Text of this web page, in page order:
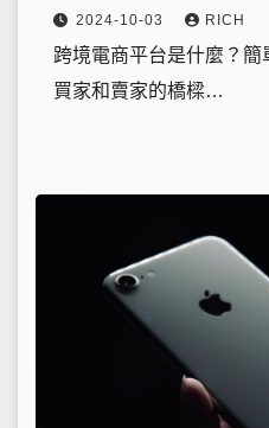
2024-10-03 RICH
跨境電商平台是什麼？
買家和賣家的橋樑…